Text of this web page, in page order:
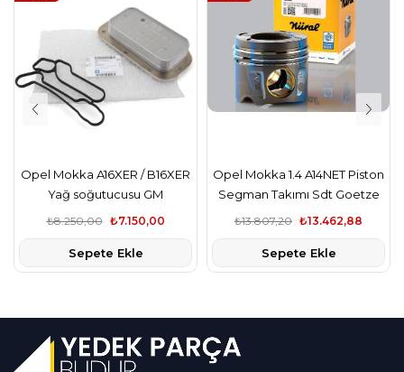
Opel Mokka A16XER / B16XER
Yağ soğutucusu GM
₺7.150,00
₺8.250,00
Sepete Ekle
Opel Mokka 1.4 A14NET Piston
Segman Takımı Sdt Goetze
Nüral
₺13.462,88
₺13.807,20
Sepete Ekle